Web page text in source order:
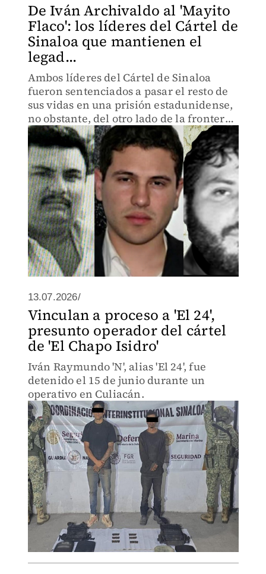
De Iván Archivaldo al 'Mayito
Flaco': los líderes del Cártel de
Sinaloa que mantienen el
legad...
Ambos líderes del Cártel de Sinaloa
fueron sentenciados a pasar el resto de
sus vidas en una prisión estadunidense,
no obstante, del otro lado de la frontera
son algunos de sus herederos quienes
asumieron el liderazgo la organización
delictiva.
13.07.2026/
Vinculan a proceso a 'El 24',
presunto operador del cártel
de 'El Chapo Isidro'
Iván Raymundo 'N', alias 'El 24', fue
detenido el 15 de junio durante un
operativo en Culiacán.